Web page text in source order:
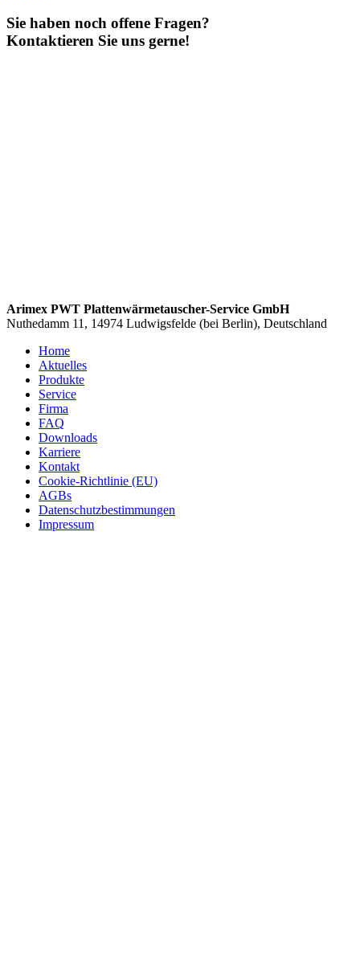
Sie haben noch offene Fragen?
Kontaktieren Sie uns gerne!
Arimex PWT Plattenwärmetauscher-Service GmbH
Nuthedamm 11, 14974 Ludwigsfelde (bei Berlin), Deutschland
Home
Aktuelles
Produkte
Service
Firma
FAQ
Downloads
Karriere
Kontakt
Cookie-Richtlinie (EU)
AGBs
Datenschutzbestimmungen
Impressum